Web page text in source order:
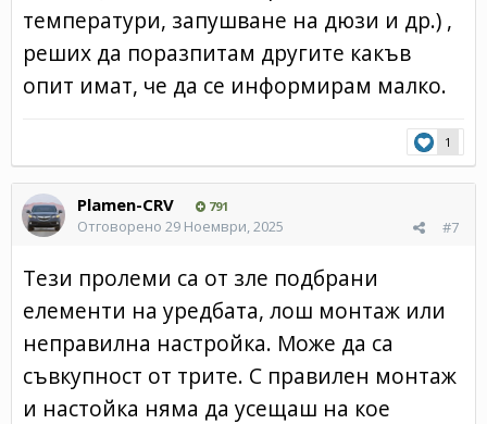
температури, запушване на дюзи и др.) ,
реших да поразпитам другите какъв
опит имат, че да се информирам малко.
1
Plamen-CRV 791
#7
Отговорено 29 Ноември, 2025
Тези пролеми са от зле подбрани
елементи на уредбата, лош монтаж или
неправилна настройка. Може да са
съвкупност от трите. С правилен монтаж
и настойка няма да усещаш на кое